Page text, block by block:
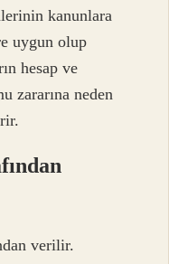
kanunlara
uygun olup
hesap ve
zararına neden
verilir.